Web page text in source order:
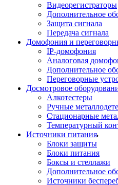
Видеорегистраторы
Дополнительное
Защита сигнала
Передача сигнала
Домофония и
IP-домофония
Аналоговая
Дополнительное
Переговорные
Досмотровое
Алкотестеры
Ручные
Стационарные
Температурный
Источники питания
Блоки защиты
Блоки питания
Боксы и стеллажи
Дополнительное
Источники